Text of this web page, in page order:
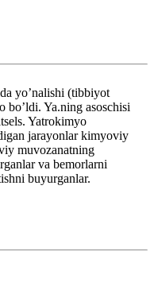
yo’nalishi (tibbiyot
Ya.ning asoschisi
Yatrokimyo
jarayonlar kimyoviy
muvozanatning
va bemorlarni
buyurganlar.